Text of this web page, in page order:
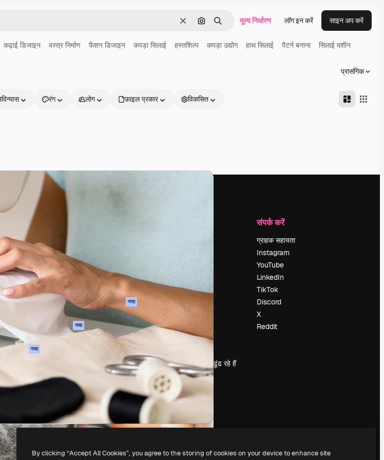
साफ़ इमेज से खोजें
खोजें मूल्य निर्धारण लॉग इन करें साइन अप करें
कढ़ाई डिजाइन वस्त्र निर्माण फैशन डिजाइन कपड़ा सिलाई हस्तशिल्प कपड़ा उद्योग हाथ सिलाई पैटर्न बनाना सिलाई मशीन
प्रासंगिक
रंग लोग फ़ाइल प्रकार विकसित
प्रोडक्ट्स
Spaces
AI सहायक
एआई इमेज जेनरेटर
AI वीडियो जनरेटर
एआई वॉयस जनरेटर
स्टॉक सामग्री
Claude/ChatGPT
के लिए
नया
नया
सभी फ्रीपिक उपकरण
सहायता
उपयोग की शर्तें
गोपनीयता नीति
ओरिजिनल्स
नया
कुकीज़ नीति
ट्रस्ट सेंटर
एफिलिएट्स
खोज रुझान
ब्लॉग
Slidesgo
सामग्री बेचें
magnific.ai ढूंढ रहे हैं
संपर्क करें
ग्राहक सहायता
Instagram
YouTube
LinkedIn
TikTok
Discord
X
Reddit
सर्वाधिकार सुरक्षित
By clicking “Accept All Cookies”, you agree to the storing of cookies on your device to enhance site